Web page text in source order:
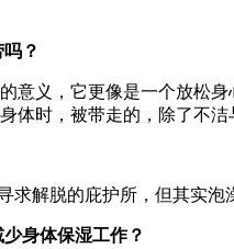
？
意义，它更像是一个放松
体时，被带走的，除了不
求解脱的庇护所，但其实泡
身体保湿工作？